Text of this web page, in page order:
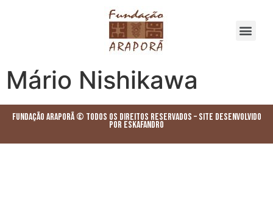
Mário Nishikawa
Fundação Araporã © Todos os Direitos Reservados – Site desenvolvido
por ESKAFANDRO